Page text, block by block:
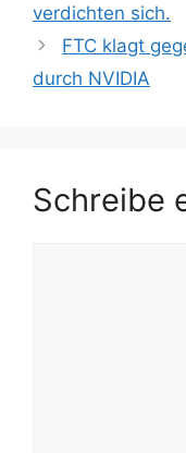
verdichten sich.
FTC klagt
durch NVIDIA
Schreibe